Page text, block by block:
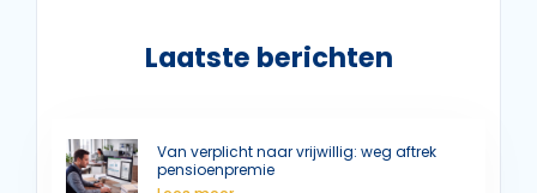
Laatste berichten
Van verplicht naar vrijwillig: weg aftrek
pensioenpremie